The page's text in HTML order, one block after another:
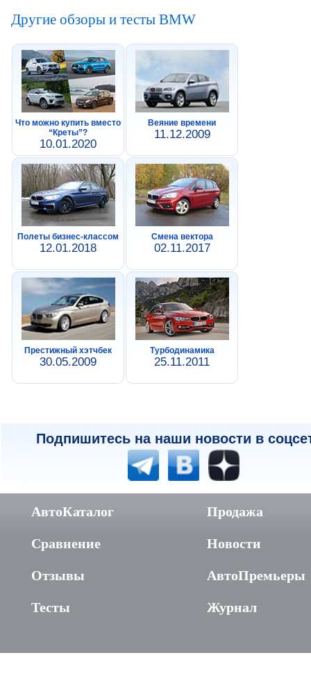
Другие обзоры и тесты BMW
Что можно купить вместо
“Креты”?
10.01.2020
Веяние времени
11.12.2009
Полеты бизнес-классом
12.01.2018
Смена вектора
02.11.2017
Престижный хэтчбек
30.05.2009
Турбодинамика
25.11.2011
Подпишитесь на наши новости в
АвтоКаталог
Сравнение
Отзывы
Тесты
Продажа
Новости
АвтоПремьеры
Журнал